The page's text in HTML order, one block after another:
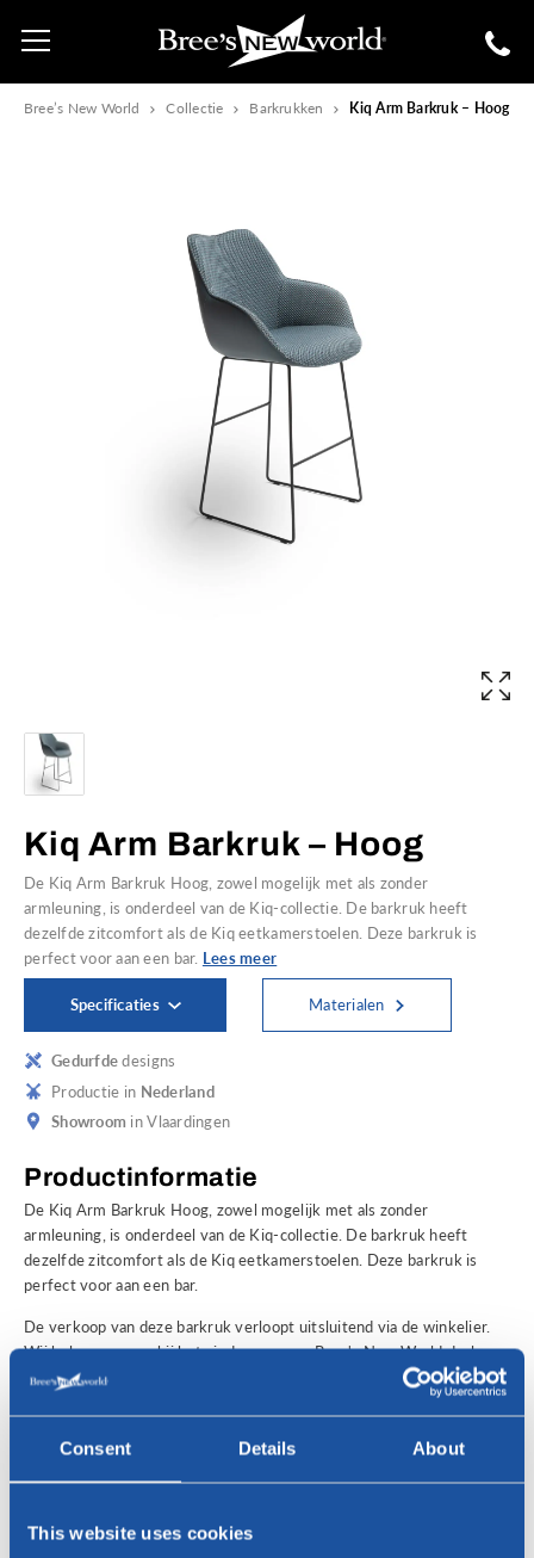
Consent Details About
This website uses cookies
Bree’s New World Collectie Barkrukken Kiq Arm Barkruk – Hoog
Kiq Arm Barkruk – Hoog
De Kiq Arm Barkruk Hoog, zowel mogelijk met als zonder
armleuning, is onderdeel van de Kiq-collectie. De barkruk heeft
dezelfde zitcomfort als de Kiq eetkamerstoelen. Deze barkruk is
perfect voor aan een bar. Lees meer
Specificaties Materialen
Gedurfdedesigns
Productie in Nederland
Showroom in Vlaardingen
Productinformatie
De Kiq Arm Barkruk Hoog, zowel mogelijk met als zonder
armleuning, is onderdeel van de Kiq-collectie. De barkruk heeft
dezelfde zitcomfort als de Kiq eetkamerstoelen. Deze barkruk is
perfect voor aan een bar.
De verkoop van deze barkruk verloopt uitsluitend via de winkelier.
Wij helpen u graag bij het vinden van een Bree's New World dealer
bij u in de regio. Vult u daartoe hieronder het
contactformulierin.
Daarnaast kunt u inspiratie opdoen in onze eigen Bree's New
onze collectie design meubels kunt bekijken en testen. U bent van
harte welkom!
Voor vragen of het vinden van een Bree's New World dealer bij u in